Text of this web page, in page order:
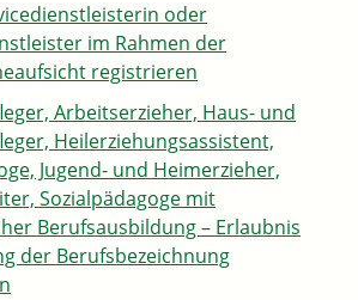
oder
im Rahmen der
registrieren
Arbeitserzieher, Haus- und
Heilerziehungsassistent,
Jugend- und Heimerzieher,
Sozialpädagoge mit
Berufsausbildung – Erlaubnis
der Berufsbezeichnung